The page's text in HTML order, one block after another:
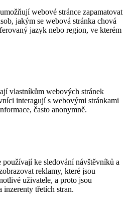
webové stránce zapamatovat
jakým se webová stránka chová
jazyk nebo region, ve kterém
vlastníkům webových stránek
interagují s webovými stránkami
často anonymně.
ke sledování návštěvníků a
reklamy, které jsou
uživatele, a proto jsou
inzerenty třetích stran.